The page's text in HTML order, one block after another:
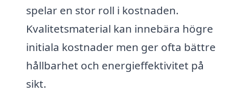
spelar en stor roll i kostnaden.
Kvalitetsmaterial kan innebära högre
initiala kostnader men ger ofta bättre
hållbarhet och energieffektivitet på
sikt.